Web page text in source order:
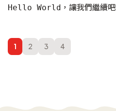
Hello World ， 讓我們繼續吧
1 2 3 4